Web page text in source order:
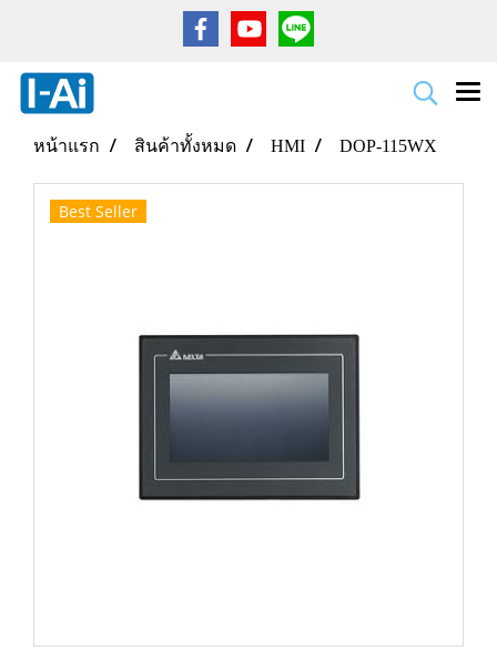
หน้าแรก สินค้าทั้งหมด HMI DOP-115WX
Best Seller